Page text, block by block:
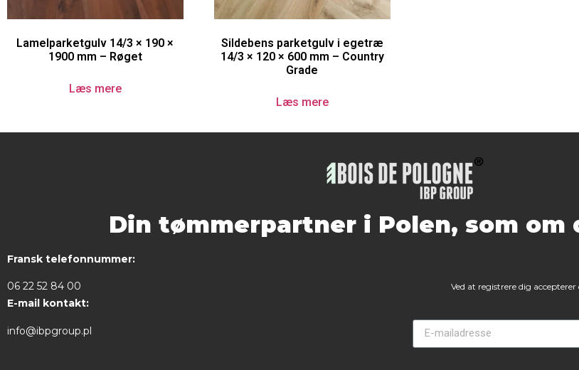
Lamelparketgulv 14/3 × 190 ×
1900 mm – Røget
Læs mere
Sildebens parketgulv i egetræ
14/3 × 120 × 600 mm – Country
Grade
Læs mere
Din tømmerpartner i Polen, som om
Fransk telefonnummer:
06 22 52 84 00
E-mail kontakt:
info@ibpgroup.pl
Ved at registrere dig